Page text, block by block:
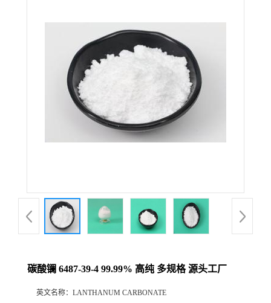
碳酸镧 6487-39-4 99.99% 高纯 多规格 源头工厂
英文名称： LANTHANUM CARBONATE